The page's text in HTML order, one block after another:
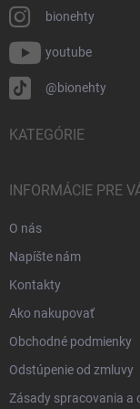
bionehty
youtube
@bionehty
KATEGÓRIE
INFORMÁCIE PRE
O nás
Napíšte nám
Kontakty
Ako nakupovať
Obchodné podmienky
Odstúpenie od zmluvy
Zásady spracovania a